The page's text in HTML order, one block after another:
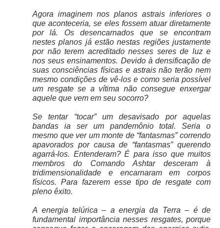
Agora imaginem nos planos astrais inferiores o
que aconteceria, se eles fossem atuar diretamente
por lá. Os desencarnados que se encontram
nestes planos já estão nestas regiões justamente
por não terem acreditado nesses seres de luz e
nos seus ensinamentos. Devido à densificação de
suas consciências físicas e astrais não terão nem
mesmo condições de vê-los e como seria possível
um resgate se a vítima não consegue enxergar
aquele que vem em seu socorro?
Se tentar “tocar” um desavisado por aquelas
bandas ia ser um pandemônio total. Seria o
mesmo que ver um monte de “fantasmas” correndo
apavorados por causa de “fantasmas” querendo
agarrá-los. Entenderam? É para isso que muitos
membros do Comando Ashtar desceram à
tridimensionalidade e encarnaram em corpos
físicos. Para fazerem esse tipo de resgate com
pleno êxito.
A energia telúrica – a energia da Terra – é de
fundamental importância nesses resgates, porque